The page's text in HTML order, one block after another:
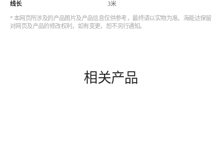
线长 3米
* 本网页所涉及的产品图片及产品信息仅供参考，最终请以实物为准。海能达保留
对网页及产品的修改权利，如有变更，恕不另行通知。
相关产品